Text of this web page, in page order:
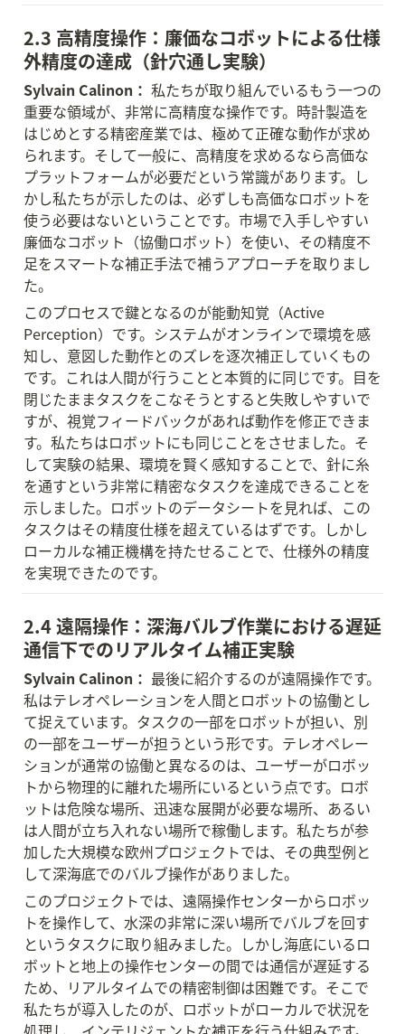
2.3 高精度操作：廉価なコボットによる仕様
外精度の達成（針穴通し実験）
Sylvain Calinon： 私たちが取り組んでいるもう一つの
重要な領域が、非常に高精度な操作です。時計製造を
はじめとする精密産業では、極めて正確な動作が求め
られます。そして一般に、高精度を求めるなら高価な
プラットフォームが必要だという常識があります。し
かし私たちが示したのは、必ずしも高価なロボットを
使う必要はないということです。市場で入手しやすい
廉価なコボット（協働ロボット）を使い、その精度不
足をスマートな補正手法で補うアプローチを取りまし
た。
このプロセスで鍵となるのが能動知覚（Active
Perception）です。システムがオンラインで環境を感
知し、意図した動作とのズレを逐次補正していくもの
です。これは人間が行うことと本質的に同じです。目を
閉じたままタスクをこなそうとすると失敗しやすいで
すが、視覚フィードバックがあれば動作を修正できま
す。私たちはロボットにも同じことをさせました。そ
して実験の結果、環境を賢く感知することで、針に糸
を通すという非常に精密なタスクを達成できることを
示しました。ロボットのデータシートを見れば、この
タスクはその精度仕様を超えているはずです。しかし
ローカルな補正機構を持たせることで、仕様外の精度
を実現できたのです。
2.4 遠隔操作：深海バルブ作業における遅延
通信下でのリアルタイム補正実験
Sylvain Calinon： 最後に紹介するのが遠隔操作です。
私はテレオペレーションを人間とロボットの協働とし
て捉えています。タスクの一部をロボットが担い、別
の一部をユーザーが担うという形です。テレオペレー
ションが通常の協働と異なるのは、ユーザーがロボッ
トから物理的に離れた場所にいるという点です。ロボ
ットは危険な場所、迅速な展開が必要な場所、あるい
は人間が立ち入れない場所で稼働します。私たちが参
加した大規模な欧州プロジェクトでは、その典型例と
して深海底でのバルブ操作がありました。
このプロジェクトでは、遠隔操作センターからロボッ
トを操作して、水深の非常に深い場所でバルブを回す
というタスクに取り組みました。しかし海底にいるロ
ボットと地上の操作センターの間では通信が遅延する
ため、リアルタイムでの精密制御は困難です。そこで
私たちが導入したのが、ロボットがローカルで状況を